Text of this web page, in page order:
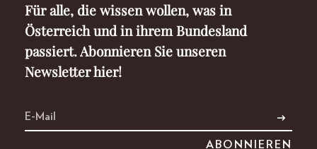
Für alle, die wissen wollen, was in
Österreich und in ihrem Bundesland
passiert. Abonnieren Sie unseren
Newsletter hier!